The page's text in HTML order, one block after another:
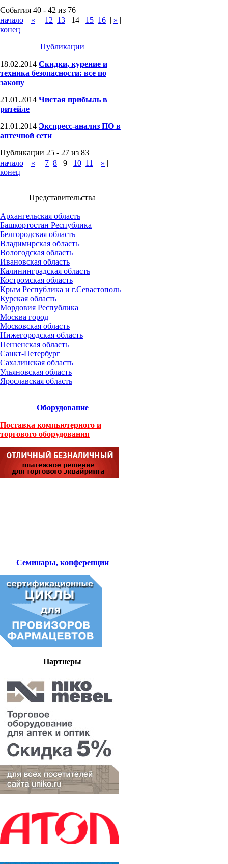
События 40 - 42 из 76
начало | « | 12 13 14 15 16 | » |
конец
Публикации
18.02.2014 Скидки, курение и
техника безопасности: все по
закону
21.01.2014 Чистая прибыль в
ритейле
21.01.2014 Экспресс-анализ ПО в
аптечной сети
Публикации 25 - 27 из 83
начало | « | 7 8 9 10 11 | » |
конец
Представительства
Архангельская область
Башкортостан Республика
Белгородская область
Владимирская область
Вологодская область
Ивановская область
Калининградская область
Костромская область
Крым Республика и г.Севастополь
Курская область
Мордовия Республика
Москва город
Московская область
Нижегородская область
Пензенская область
Санкт-Петербург
Сахалинская область
Ульяновская область
Ярославская область
Оборудование
Поставка компьютерного и
торгового оборудования
Семинары, конференции
Партнеры